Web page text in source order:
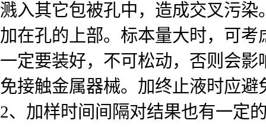
溅入其它包被孔中，造成交叉污
加在孔的上部。标本量大时，可
一定要装好，不可松动，否则会
免接触金属器械。加终止液时应避
2、加样时间间隔对结果也有一定